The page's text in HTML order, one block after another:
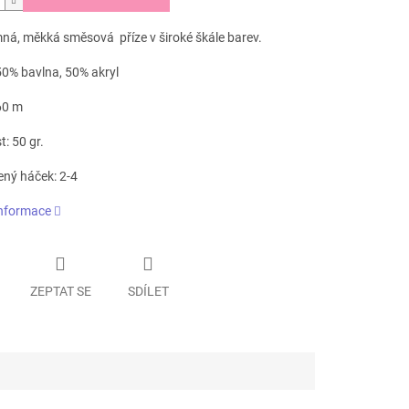
měkká směsová příze v široké škále barev.
bavlna, 50% akryl
m
50 gr.
háček: 2-4
ZEPTAT SE SDÍLET